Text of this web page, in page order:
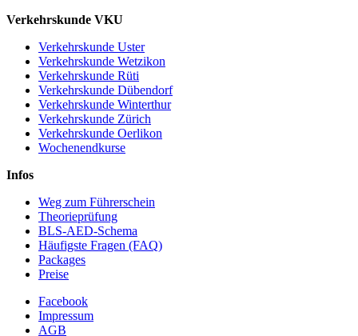
Verkehrskunde VKU
Verkehrskunde Uster
Verkehrskunde Wetzikon
Verkehrskunde Rüti
Verkehrskunde Dübendorf
Verkehrskunde Winterthur
Verkehrskunde Zürich
Verkehrskunde Oerlikon
Wochenendkurse
Infos
Weg zum Führerschein
Theorieprüfung
BLS-AED-Schema
Häufigste Fragen (FAQ)
Packages
Preise
Facebook
Impressum
AGB